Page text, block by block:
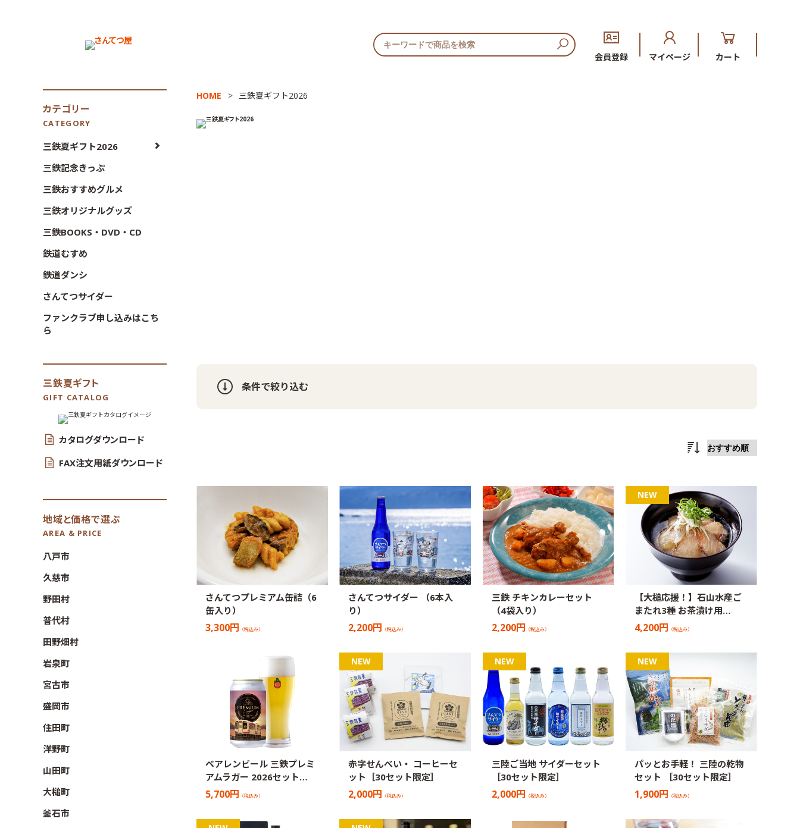
会員登録 マイページ カート
HOME 三鉄夏ギフト2026
条件で絞り込む
さんてつプレミアム缶詰（6
缶入り）
3,300円 （税込み）
さんてつサイダー （6本入
り）
2,200円 （税込み）
三鉄 チキンカレーセット
（4袋入り）
2,200円 （税込み）
【大槌応援！】石山水産ご
またれ3種 お茶漬け用…
4,200円 （税込み）
ベアレンビール 三鉄プレミ
アムラガー 2026セット…
5,700円 （税込み）
赤字せんべい・ コーヒーセ
ット［30セット限定］
2,000円 （税込み）
三陸ご当地 サイダーセット
［30セット限定］
2,000円 （税込み）
パッとお手軽！ 三陸の乾物
セット ［30セット限定］
1,900円 （税込み）
カテゴリー
CATEGORY
三鉄夏ギフト2026
三鉄記念きっぷ
三鉄おすすめグルメ
三鉄オリジナルグッズ
三鉄BOOKS・DVD・CD
鉄道むすめ
鉄道ダンシ
さんてつサイダー
ファンクラブ申し込みはこち
ら
三鉄夏ギフト
GIFT CATALOG
カタログダウンロード
FAX注文用紙ダウンロード
地域と価格で選ぶ
AREA & PRICE
八戸市
久慈市
野田村
普代村
田野畑村
岩泉町
宮古市
盛岡市
住田町
洋野町
山田町
大槌町
釜石市